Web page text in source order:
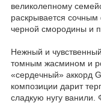
великолепному
раскрывается
черной смородины и
Нежный и
томным жасмином и
«сердечный» аккорд
композиции дарит
сладкую нугу ванили.